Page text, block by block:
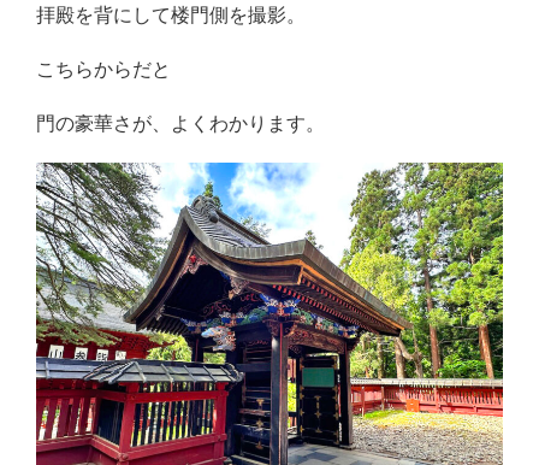
拝殿を背にして楼門側を撮影。
こちらからだと
門の豪華さが、よくわかります。